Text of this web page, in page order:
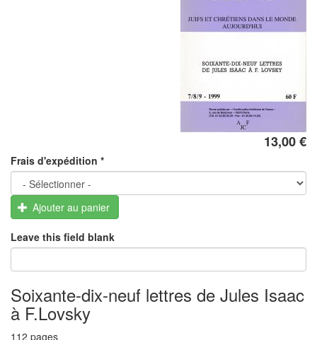
13,00 €
Frais d'expédition *
Ajouter au panier
Leave this field blank
Soixante-dix-neuf lettres de Jules Isaac
à F.Lovsky
112 pages